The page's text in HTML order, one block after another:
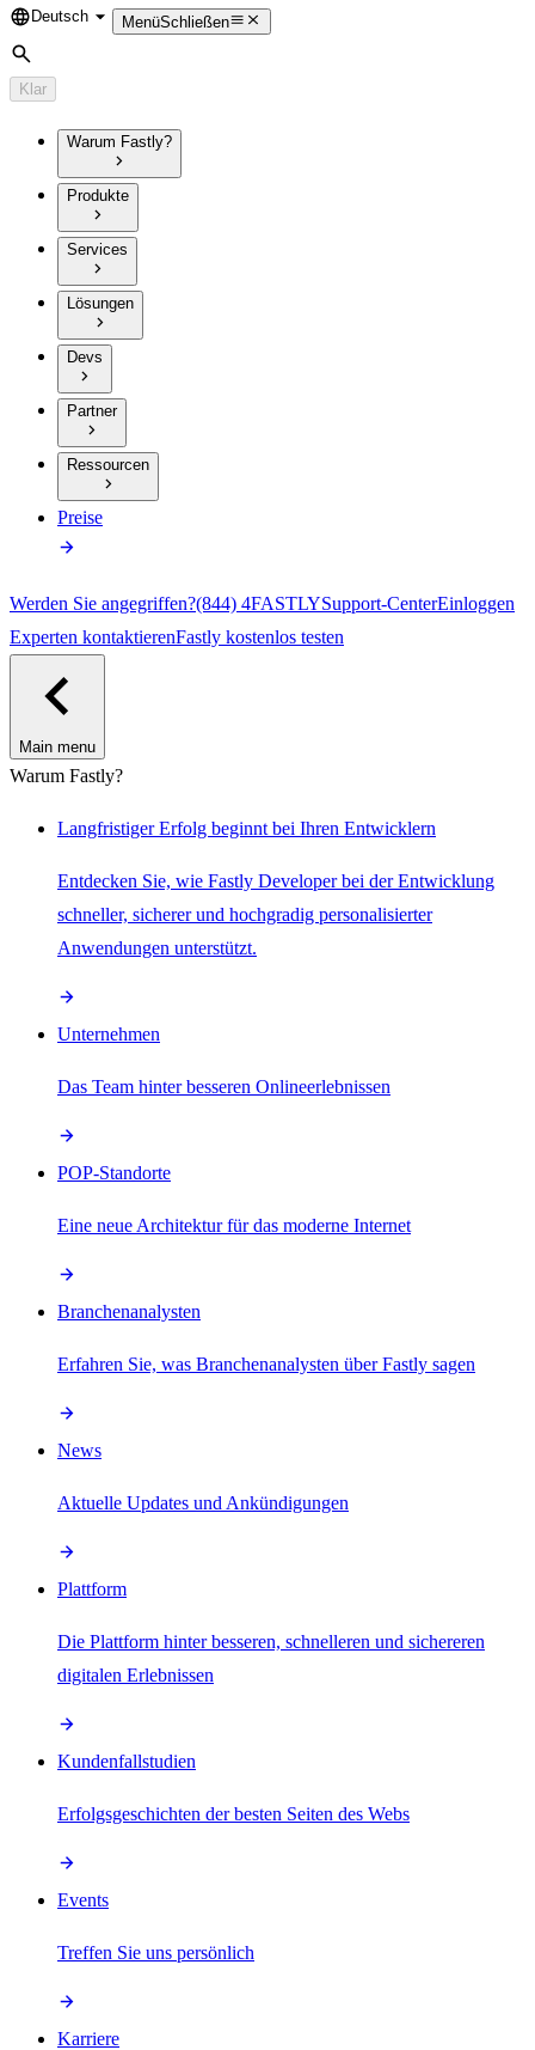
Language
Deutsch MenüSchließen
Suche
Klar
Warum Fastly?
Produkte
Services
Lösungen
Devs
Partner
Ressourcen
Preise
Werden Sie angegriffen?(844) 4FASTLYSupport-CenterEinloggen
Experten kontaktierenFastly kostenlos testen
Main menu
Warum Fastly?
Langfristiger Erfolg beginnt bei Ihren Entwicklern
Entdecken Sie, wie Fastly Developer bei der Entwicklung
schneller, sicherer und hochgradig personalisierter
Anwendungen unterstützt.
Unternehmen
Das Team hinter besseren Onlineerlebnissen
POP-Standorte
Eine neue Architektur für das moderne Internet
Branchenanalysten
Erfahren Sie, was Branchenanalysten über Fastly sagen
News
Aktuelle Updates und Ankündigungen
Plattform
Die Plattform hinter besseren, schnelleren und sichereren
digitalen Erlebnissen
Kundenfallstudien
Erfolgsgeschichten der besten Seiten des Webs
Events
Treffen Sie uns persönlich
Karriere